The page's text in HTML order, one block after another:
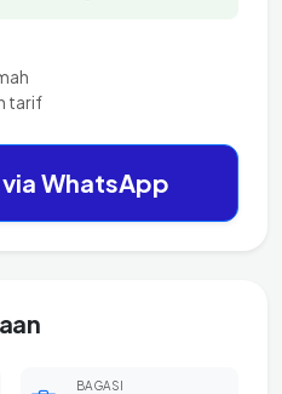
tarif
WhatsApp
BAGASI